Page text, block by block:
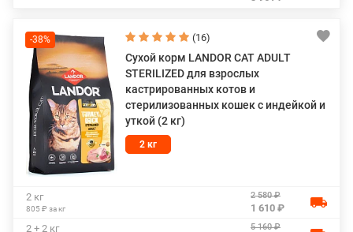
-38% (16)
Сухой корм LANDOR CAT ADULT
STERILIZED для взрослых
кастрированных котов и
стерилизованных кошек с индейкой и
уткой (2 кг)
2 кг
2 кг
805 ₽ за кг
2 580 ₽
1 610 ₽
2 + 2 кг
5 160 ₽